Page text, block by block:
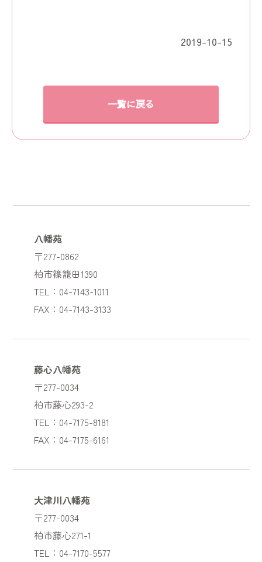
2019-10-15
一覧に戻る
八幡苑
〒277-0862
柏市篠籠田1390
TEL：04-7143-1011
FAX：04-7143-3133
藤心八幡苑
〒277-0034
柏市藤心293-2
TEL：04-7175-8181
FAX：04-7175-6161
大津川八幡苑
〒277-0034
柏市藤心271-1
TEL：04-7170-5577